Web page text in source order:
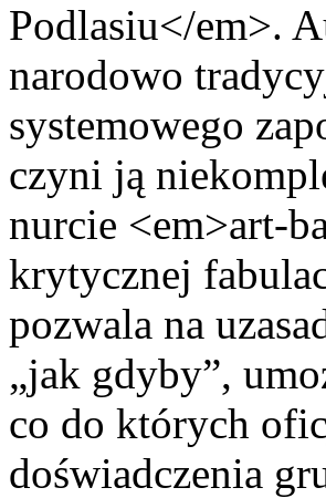
Podlasiu</em>.
narodowo
systemowego
czyni ją
nurcie <em>art-
krytycznej
pozwala na
„jak gdyby”,
co do których
doświadczenia